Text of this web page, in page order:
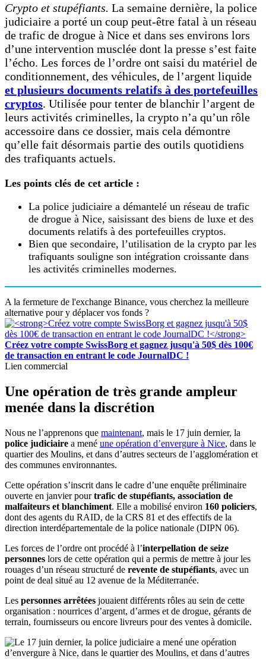
Crypto et stupéfiants. La semaine dernière, la police
judiciaire a porté un coup peut-être fatal à un réseau
de trafic de drogue à Nice et dans ses environs lors
d’une intervention musclée dont la presse s’est faite
l’écho. Les forces de l’ordre ont saisi du matériel de
conditionnement, des véhicules, de l’argent liquide
et plusieurs documents relatifs à des portefeuilles
cryptos. Utilisée pour tenter de blanchir l’argent de
leurs activités criminelles, la crypto n’a qu’un rôle
accessoire dans ce dossier, mais cela démontre
qu’elle fait désormais partie des outils quotidiens
des trafiquants actuels.
Les points clés de cet article :
La police judiciaire a démantelé un réseau de trafic
de drogue à Nice, saisissant des biens de luxe et des
documents relatifs à des portefeuilles cryptos.
Bien que secondaire, l’utilisation de la crypto par les
trafiquants souligne son intégration croissante dans
les activités criminelles modernes.
A la fermeture de l'exchange Binance, vous cherchez la meilleure
alternative pour y déplacer vos fonds ?
Créez votre compte SwissBorg et gagnez jusqu'à 50$ dès 100€
de transaction en entrant le code JournalDC !
Lien commercial
Une opération de très grande ampleur
menée dans la discrétion
Nous ne l’apprenons que maintenant, mais le 17 juin dernier, la
police judiciaire a mené une opération d’envergure à Nice, dans le
quartier des Moulins, et dans d’autres secteurs de l’agglomération et
des communes environnantes.
Cette opération s’inscrit dans le cadre d’une enquête préliminaire
ouverte en janvier pourtrafic de stupéfiants, association de
malfaiteurs et blanchiment. Elle a mobilisé environ 160 policiers,
dont des agents du RAID, de la CRS 81 et des effectifs de la
direction interdépartementale de la police nationale (DIPN 06).
Les forces de l’ordre ont procédé à l’interpellation de seize
personnes lors de cette opération qui a permis de mettre à jour les
rouages d’un réseau structuré de revente de stupéfiants, avec un
point de deal situé au 12 avenue de la Méditerranée.
Les personnes arrêtées jouaient différents rôles au sein de cette
organisation : nourrices d’argent, d’armes et de drogue, gérants de
terrain, fournisseurs ou encore livreurs pour des ventes à domicile.